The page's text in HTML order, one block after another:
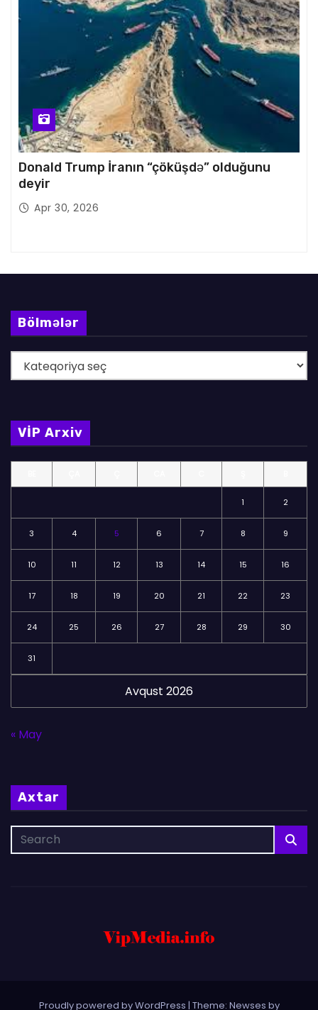
Donald Trump İranın “çöküşdə” olduğunu
deyir
Apr 30, 2026
Bölmələr
ö
m
l
VİP Arxiv
Avqust 2026
1 2
3 4 5 6 7 8 9
10 11 12 13 14 15 16
17 18 19 20 21 22 23
24 25 26 27 28 29 30
31
« May
Axtar
Proudly powered by WordPress | Theme: Newses by